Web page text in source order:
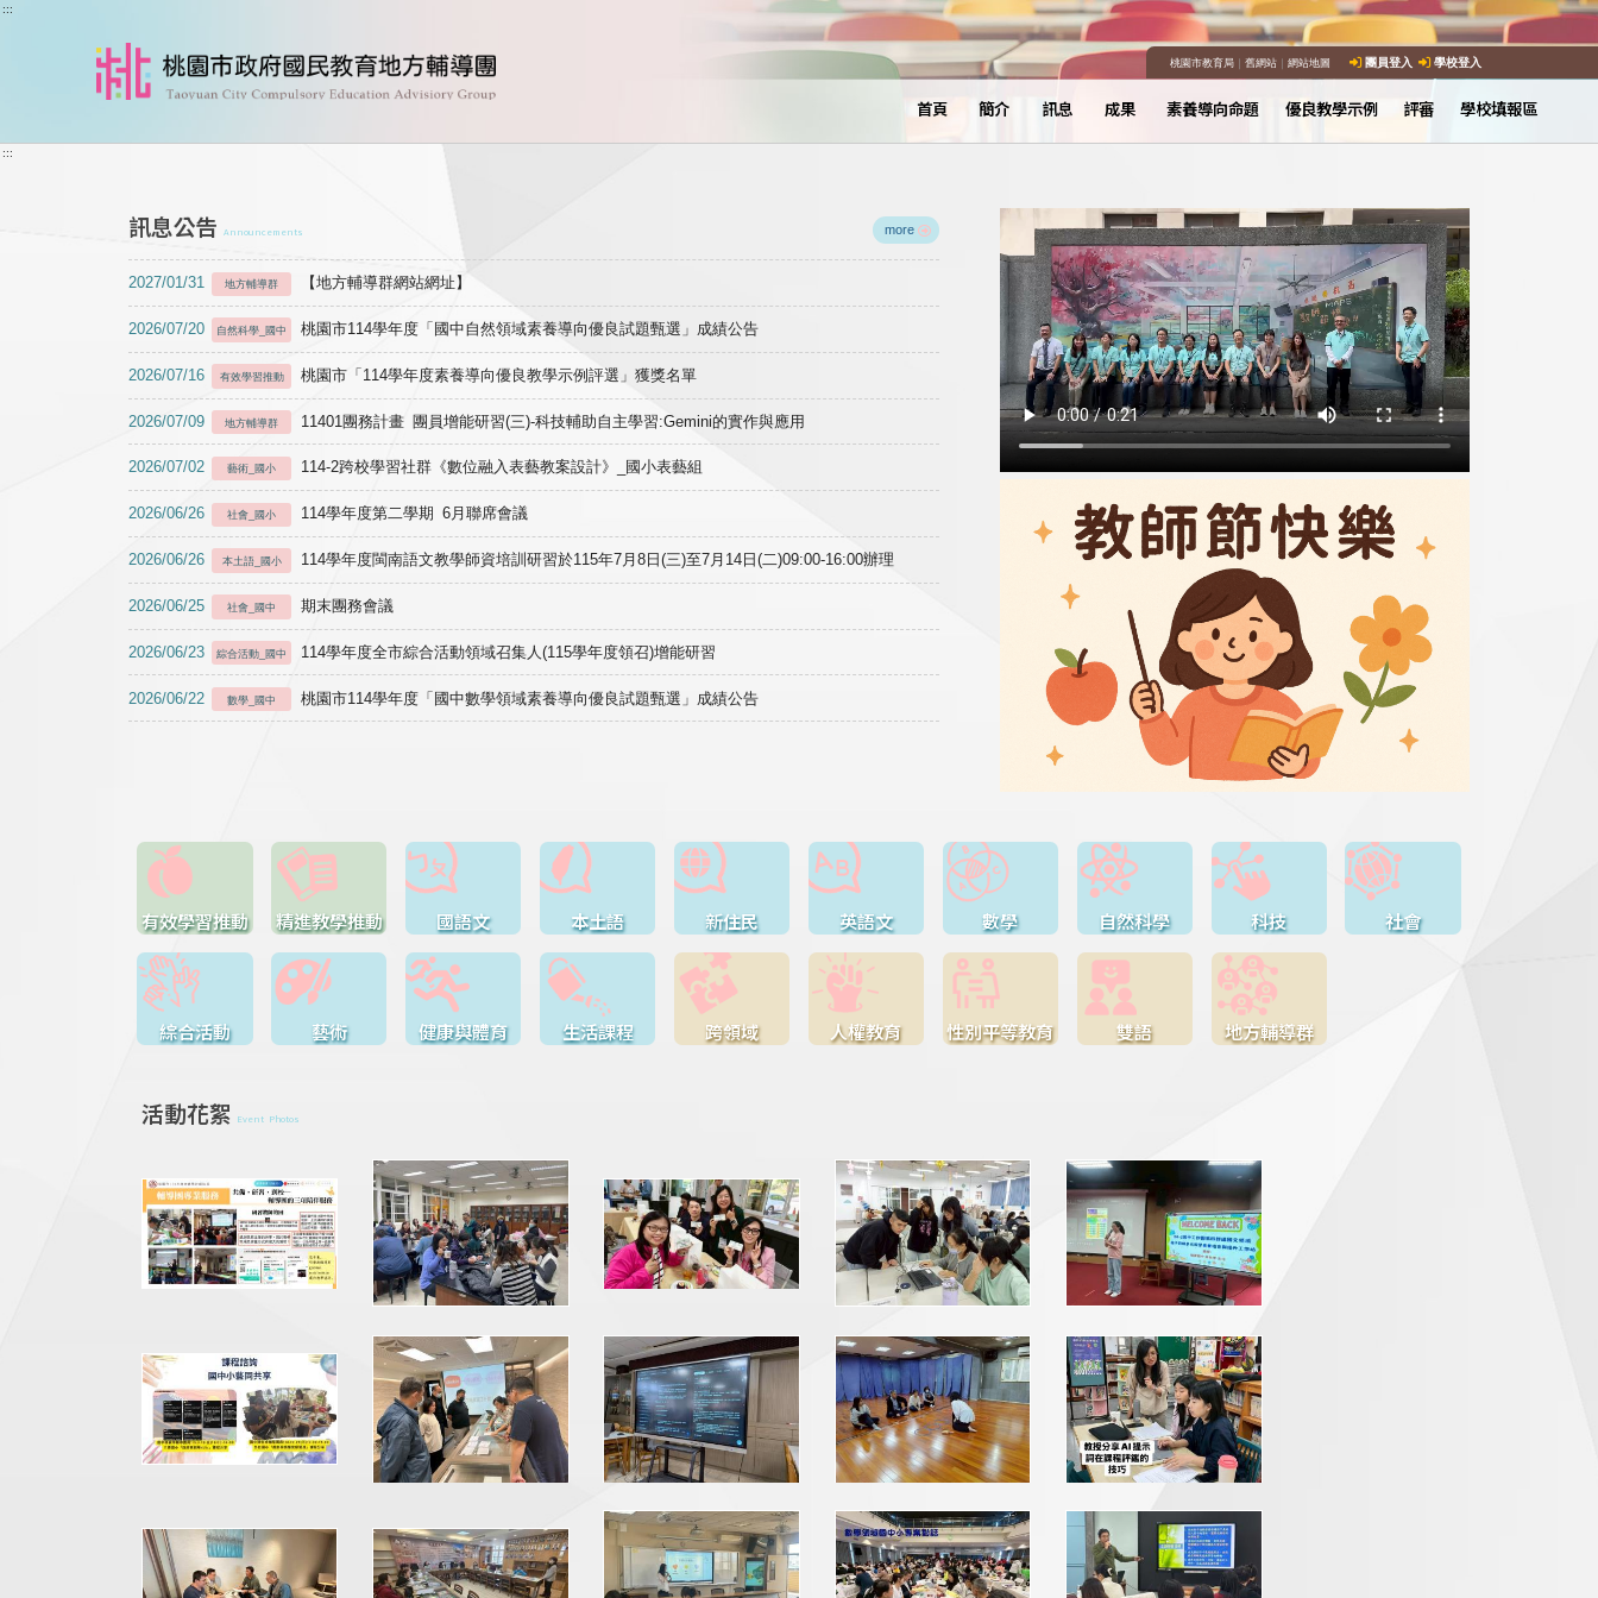
跳到主要內容
:::
桃園市教育局｜ 舊網站｜ 網站地圖 團員登入 學校登入
首頁 簡介 訊息 成果 素養導向命題 優良教學示例 評審 學校填報區
:::
訊息公告 Announcements more
2027/01/31 地方輔導群 【地方輔導群網站網址】
2026/07/20 自然科學_國中 桃園市114學年度「國中自然領域素養導向優良試題甄選」成績公告
2026/07/16 有效學習推動 桃園市「114學年度素養導向優良教學示例評選」獲獎名單
2026/07/09 地方輔導群 11401團務計畫 團員增能研習(三)-科技輔助自主學習:Gemini的實作與應用
2026/07/02 藝術_國小 114-2跨校學習社群《數位融入表藝教案設計》_國小表藝組
2026/06/26 社會_國小 114學年度第二學期 6月聯席會議
2026/06/26 本土語_國小 114學年度閩南語文教學師資培訓研習於115年7月8日(三)至7月14日(二)09:00-16:00辦理
2026/06/25 社會_國中 期末團務會議
2026/06/23 綜合活動_國中 114學年度全市綜合活動領域召集人(115學年度領召)增能研習
2026/06/22 數學_國中 桃園市114學年度「國中數學領域素養導向優良試題甄選」成績公告
有效學習推動 精進教學推動 國語文 本土語 新住民 英語文 數學 自然科學 科技 社會
綜合活動 藝術 健康與體育 生活課程 跨領域 人權教育 性別平等教育 雙語 地方輔導群
活動花絮 Event Photos